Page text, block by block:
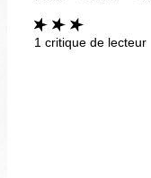
1 critique de lecteur